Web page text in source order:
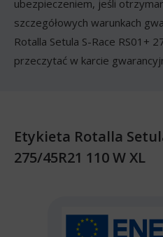
ubezpieczeniem, jeśli
szczegółowych warunkach
Rotalla Setula S-Race RS01+
przeczytać w karcie
Etykieta Rotalla
275/45R21 110 W XL